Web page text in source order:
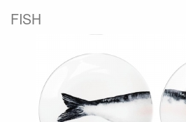
FISH